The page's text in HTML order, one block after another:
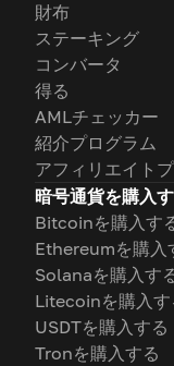
財布
ステーキング
コンバータ
得る
AMLチェッカー
紹介プログラム
アフィリエイト
暗号通貨を購入
Bitcoinを購入す
Ethereumを購入
Solanaを購入す
Litecoinを購入す
USDTを購入する
Tronを購入する